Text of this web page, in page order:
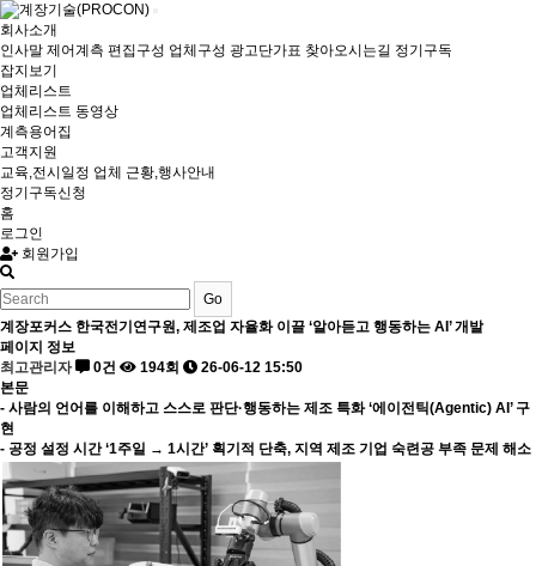
회사소개
인사말 제어계측 편집구성 업체구성 광고단가표 찾아오시는길 정기구독
잡지보기
업체리스트
업체리스트 동영상
계측용어집
고객지원
교육,전시일정 업체 근황,행사안내
정기구독신청
홈
로그인
회원가입
Go
계장포커스 한국전기연구원, 제조업 자율화 이끌 ‘알아듣고 행동하는 AI’ 개발
페이지 정보
최고관리자
0건 194회
26-06-12 15:50
본문
- 사람의 언어를 이해하고 스스로 판단·행동하는 제조 특화 ‘에이전틱(Agentic) AI’ 구
현
- 공정 설정 시간 ‘1주일 → 1시간’ 획기적 단축, 지역 제조 기업 숙련공 부족 문제 해소